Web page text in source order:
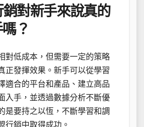
銷對新手來說真的
？
對低成本，但需要一定的策略
正發揮效果。新手可以從學習
適合的平台和產品、建立高品
入手，並透過數據分析不斷優
是要持之以恆，不斷學習和調
行銷中取得成功。